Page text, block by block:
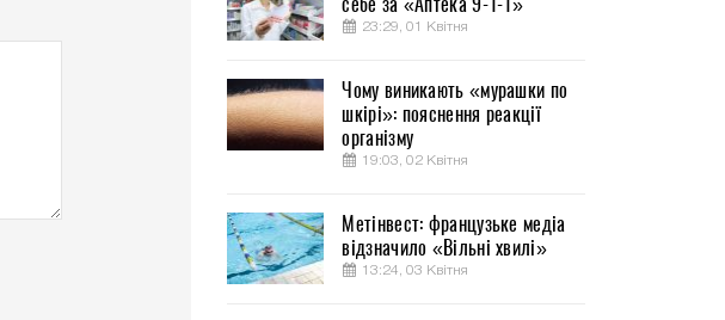
23:29, 01 Квітня
Чому виникають «мурашки по
шкірі»: пояснення реакції
організму
19:03, 02 Квітня
Метінвест: французьке медіа
відзначило «Вільні хвилі»
13:24, 03 Квітня